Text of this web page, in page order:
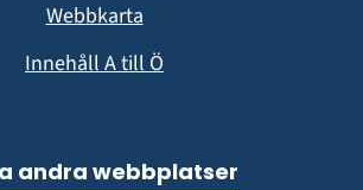
Webbkarta
Innehåll A till Ö
andra webbplatser